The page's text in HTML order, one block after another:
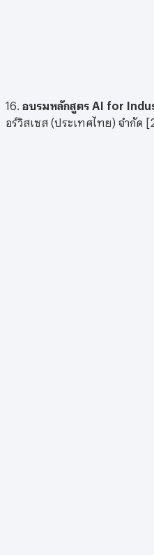
16. อบรมหลักสูตร AI for
อร์วิสเซส (ประเทศไทย) จำกัด